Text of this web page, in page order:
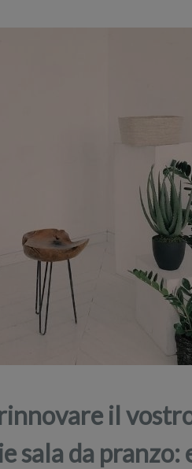
il
sala da